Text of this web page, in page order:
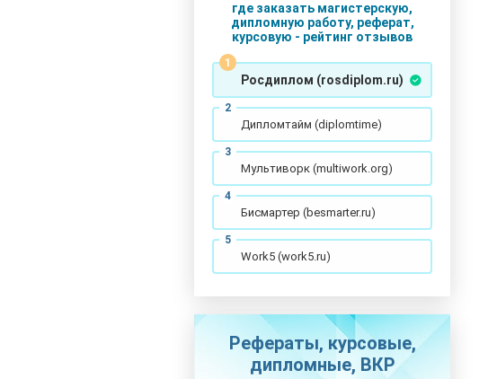
где заказать магистерскую,
дипломную работу, реферат,
курсовую - рейтинг отзывов
Росдиплом (rosdiplom.ru)
Дипломтайм (diplomtime)
Мультиворк (multiwork.org)
Бисмартер (besmarter.ru)
Work5 (work5.ru)
Рефераты, курсовые,
дипломные, ВКР